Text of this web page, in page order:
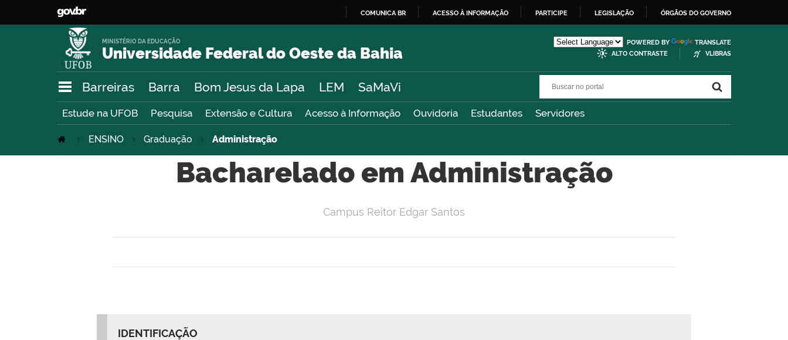
O
COMUNICA BR ACESSO À INFORMAÇÃO PARTICIPE LEGISLAÇÃO ÓRGÃOS DO GOVERNO
Universidade Federal do Oeste da Bahia
MINISTÉRIO DA EDUCAÇÃO POWERED BY
TRANSLATE
ALTO CONTRASTE
VLIBRAS
Barreiras Barra Bom Jesus da Lapa LEM SaMaVi
Estude na UFOB Pesquisa Extensão e Cultura Acesso à Informação Ouvidoria Estudantes Servidores
ENSINO Graduação Administração
Bacharelado em Administração
Campus Reitor Edgar Santos
IDENTIFICAÇÃO